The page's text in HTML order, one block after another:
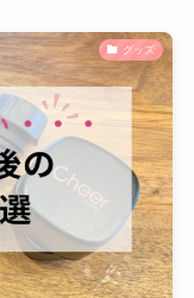
グッズ